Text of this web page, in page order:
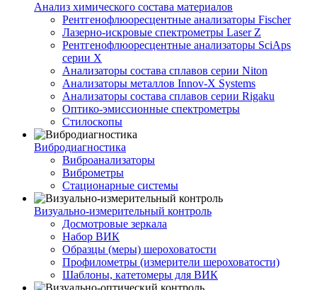
Анализ химического состава материалов
Рентгенофлюоресцентные анализаторы Fischer
Лазерно-искровые спектрометры Laser Z
Рентгенофлюоресцентные анализаторы SciAps
серии Х
Анализаторы состава сплавов серии Niton
Анализаторы металлов Innov-X Systems
Анализаторы состава сплавов серии Rigaku
Оптико-эмиссионные спектрометры
Стилоскопы
Вибродиагностика
Виброанализаторы
Виброметры
Стационарные системы
Визуально-измерительный контроль
Досмотровые зеркала
Набор ВИК
Образцы (меры) шероховатости
Профилометры (измерители шероховатости)
Шаблоны, катетомеры для ВИК